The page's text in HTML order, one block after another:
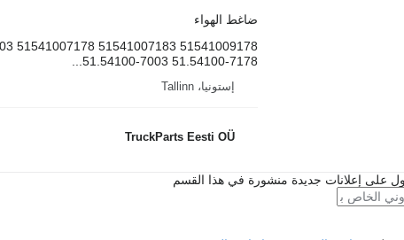
ضاغط الهواء
51541007178 51541007183 51541009178
51.54100-7003 51.54100-7178...
إستونيا، Tallinn
TruckParts Eesti OÜ
على إعلانات جديدة منشورة في هذا القسم